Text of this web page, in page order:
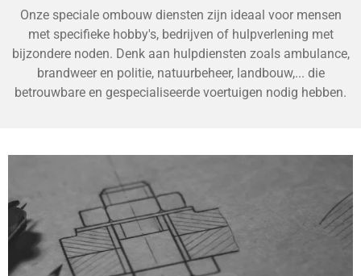
Onze speciale ombouw diensten zijn ideaal voor mensen
met specifieke hobby's, bedrijven of hulpverlening met
bijzondere noden. Denk aan hulpdiensten zoals ambulance,
brandweer en politie, natuurbeheer, landbouw,... die
betrouwbare en gespecialiseerde voertuigen nodig hebben.